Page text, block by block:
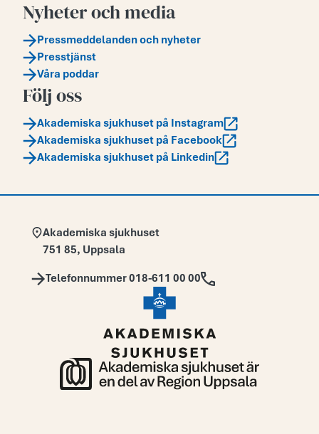
Nyheter och media
Pressmeddelanden och nyheter
Presstjänst
Våra poddar
Följ oss
Akademiska sjukhuset på Instagram
Akademiska sjukhuset på Facebook
Akademiska sjukhuset på Linkedin
Adress:
Akademiska sjukhuset
751 85, Uppsala
Telefon:
Telefonnummer 018-611 00 00